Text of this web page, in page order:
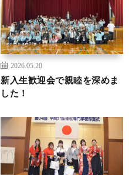
2026.05.20
新入生歓迎会で親睦を深めま
した！